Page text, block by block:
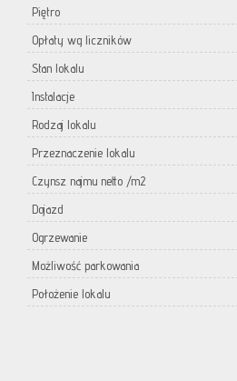
Piętro
Opłaty wg liczników
Stan lokalu
Instalacje
Rodzaj lokalu
Przeznaczenie lokalu
Czynsz najmu netto /m2
Dojazd
Ogrzewanie
Możliwość parkowania
Położenie lokalu